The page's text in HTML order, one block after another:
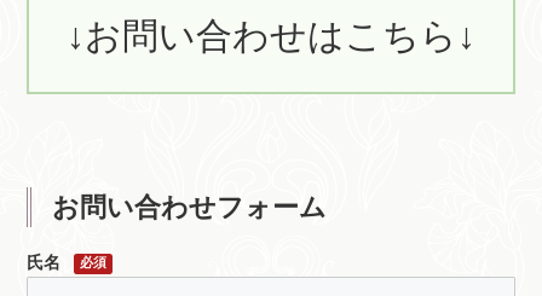
↓お問い合わせはこちら↓
お問い合わせフォーム
氏名 必須